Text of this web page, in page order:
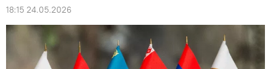
18:15 24.05.2026